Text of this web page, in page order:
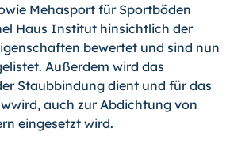
Mehasport für Sportböden
Haus Institut hinsichtlich der
bewertet und sind nun
Außerdem wird das
Staubbindung dient und für das
auch zur Abdichtung von
eingesetzt wird.